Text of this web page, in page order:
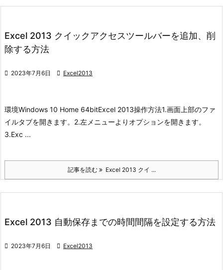
Excel 2013 クイックアクセスツールバーを追加、削
除する方法
 2023年7月6日  Excel2013
環境Windows 10 Home 64bitExcel 2013操作方法1.画面上部のファ
イルタブを開きます。 2.左メニューよりオプションを開きます。
3.Exc ...
記事を読む Excel 2013 クイ ...
Excel 2013 自動保存までの時間間隔を設定する方法
 2023年7月6日  Excel2013